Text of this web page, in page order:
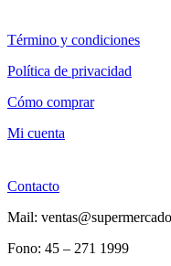
Término y condiciones
Política de privacidad
Cómo comprar
Mi cuenta
Contacto
Mail:
Fono: 45 – 271 1999